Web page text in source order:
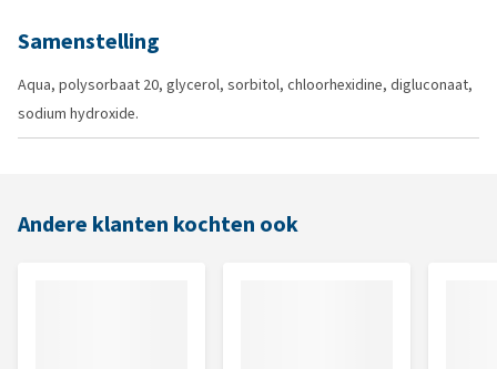
Samenstelling
Aqua, polysorbaat 20, glycerol, sorbitol, chloorhexidine, digluconaat,
sodium hydroxide.
Andere klanten kochten ook